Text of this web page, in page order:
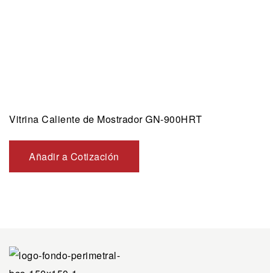
Vitrina Caliente de Mostrador GN-900HRT
Añadir a Cotización